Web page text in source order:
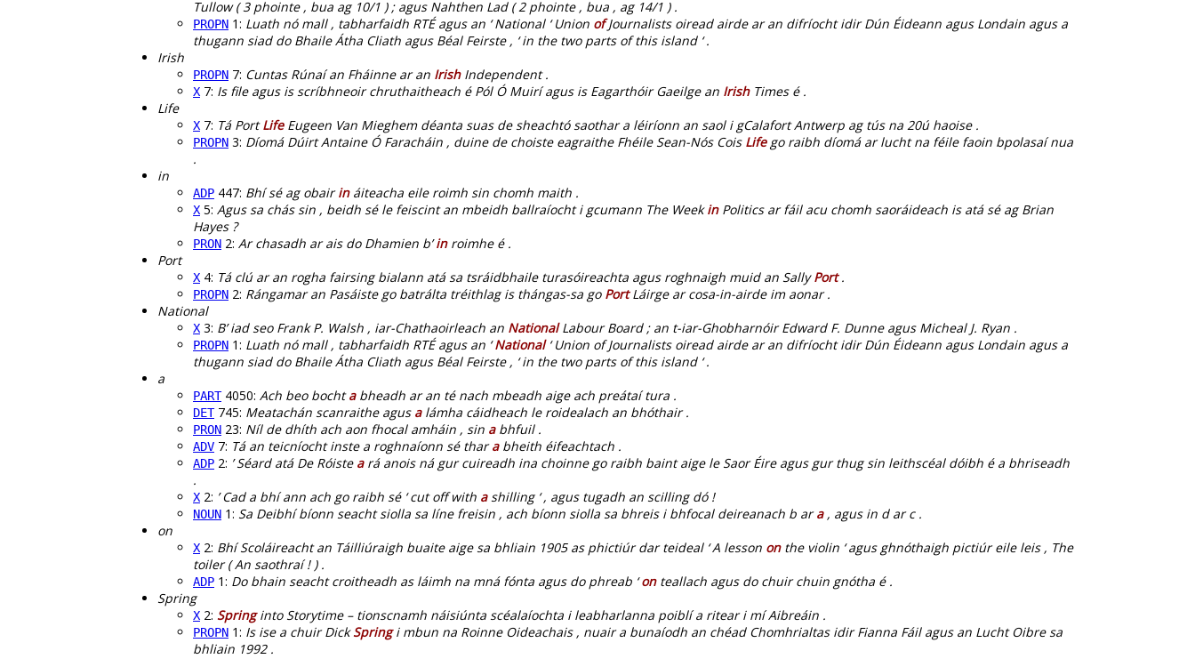
Tullow ( 3 phointe , bua ag 10/1 ) ; agus Nahthen Lad ( 2 phointe , bua , ag 14/1 ) .
PROPN 1: Luath nó mall , tabharfaidh RTÉ agus an ‘ National ‘ Union ofJournalists oiread airde ar an difríocht idir Dún Éideann agus Londain agus a
thugann siad do Bhaile Átha Cliath agus Béal Feirste , ‘ in the two parts of this island ‘ .
Irish
PROPN 7: Cuntas Rúnaí an Fháinne ar an IrishIndependent .
X 7: Is file agus is scríbhneoir chruthaitheach é Pól Ó Muirí agus is Eagarthóir Gaeilge an IrishTimes é .
Life
X 7: Tá PortLifeEugeen Van Mieghem déanta suas de sheachtó saothar a léiríonn an saol i gCalafort Antwerp ag tús na 20ú haoise .
PROPN 3: Díomá Dúirt Antaine Ó Faracháin , duine de choiste eagraithe Fhéile Sean-Nós Cois Lifego raibh díomá ar lucht na féile faoin bpolasaí nua
.
in
ADP 447: Bhí sé ag obairináiteacha eile roimh sin chomh maith .
X 5: Agus sa chás sin , beidh sé le feiscint an mbeidh ballraíocht i gcumann The WeekinPolitics ar fáil acu chomh saoráideach is atá sé ag Brian
Hayes ?
PRON 2: Ar chasadh ar ais do Dhamien b’inroimhe é .
Port
X 4: Tá clú ar an rogha fairsing bialann atá sa tsráidbhaile turasóireachta agus roghnaigh muid an SallyPort.
PROPN 2: Rángamar an Pasáiste go batrálta tréithlag is thángas-sa go PortLáirge ar cosa-in-airde im aonar .
National
X 3: B’ iad seo Frank P. Walsh , iar-Chathaoirleach an NationalLabour Board ; an t-iar-Ghobharnóir Edward F. Dunne agus Micheal J. Ryan .
PROPN 1: Luath nó mall , tabharfaidh RTÉ agus an ‘National‘ Union of Journalists oiread airde ar an difríocht idir Dún Éideann agus Londain agus a
thugann siad do Bhaile Átha Cliath agus Béal Feirste , ‘ in the two parts of this island ‘ .
a
PART4050: Ach beo bochtabheadh ar an té nach mbeadh aige ach preátaí tura .
DET745: Meatachán scanraithe agus alámha cáidheach le roidealach an bhóthair .
PRON 23: Níl de dhíth ach aon fhocal amháin , sin abhfuil .
ADV 7: Tá an teicníocht inste a roghnaíonn sé tharabheith éifeachtach .
ADP 2: ’ Séard atá De Róiste ará anois ná gur cuireadh ina choinne go raibh baint aige le Saor Éire agus gur thug sin leithscéal dóibh é a bhriseadh
.
X 2: ’ Cad a bhí ann ach go raibh sé ‘ cut off with ashilling ‘ , agus tugadh an scilling dó !
NOUN 1: Sa Deibhí bíonn seacht siolla sa líne freisin , ach bíonn siolla sa bhreis i bhfocal deireanach b ara, agus in d ar c .
on
X 2: Bhí Scoláireacht an Táilliúraigh buaite aige sa bhliain 1905 as phictiúr dar teideal ‘ A lesson onthe violin ‘ agus ghnóthaigh pictiúr eile leis , The
toiler ( An saothraí ! ) .
ADP 1: Do bhain seacht croitheadh as láimh na mná fónta agus do phreab ‘onteallach agus do chuir chuin gnótha é .
Spring
X 2: Springinto Storytime – tionscnamh náisiúnta scéalaíochta i leabharlanna poiblí a ritear i mí Aibreáin .
PROPN 1: Is ise a chuir DickSpringi mbun na Roinne Oideachais , nuair a bunaíodh an chéad Chomhrialtas idir Fianna Fáil agus an Lucht Oibre sa
bhliain 1992 .